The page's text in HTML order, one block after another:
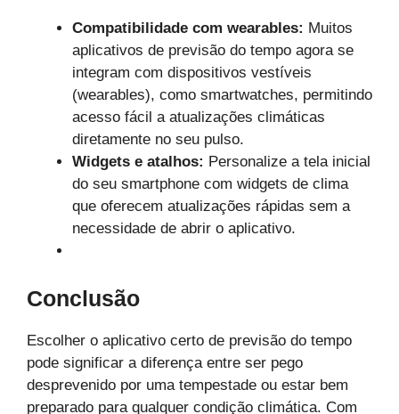
Compatibilidade com wearables: Muitos
aplicativos de previsão do tempo agora se
integram com dispositivos vestíveis
(wearables), como smartwatches, permitindo
acesso fácil a atualizações climáticas
diretamente no seu pulso.
Widgets e atalhos: Personalize a tela inicial
do seu smartphone com widgets de clima
que oferecem atualizações rápidas sem a
necessidade de abrir o aplicativo.
Conclusão
Escolher o aplicativo certo de previsão do tempo
pode significar a diferença entre ser pego
desprevenido por uma tempestade ou estar bem
preparado para qualquer condição climática. Com